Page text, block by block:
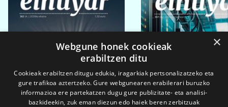
×
Webgune honek cookieak
erabiltzen ditu
Cookieak erabiltzen ditugu edukia, iragarkiak pertsonalizatzeko eta
gure trafikoa aztertzeko. Gure webgunearen erabilerari buruzko
informazioa ere partekatzen dugu gure publizitate- eta analisi-
bazkideekin, zuk eman diezun edo haiek beren zerbitzuak